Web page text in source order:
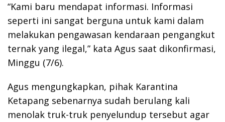
“Kami baru mendapat informasi. Informasi
seperti ini sangat berguna untuk kami dalam
melakukan pengawasan kendaraan pengangkut
ternak yang ilegal,” kata Agus saat dikonfirmasi,
Minggu (7/6).
Agus mengungkapkan, pihak Karantina
Ketapang sebenarnya sudah berulang kali
menolak truk-truk penyelundup tersebut agar